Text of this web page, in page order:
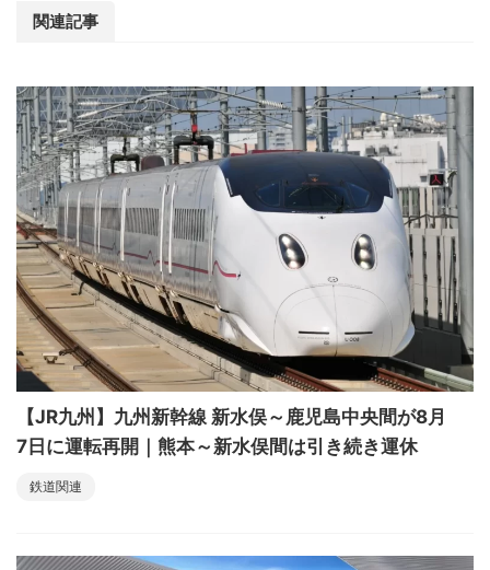
関連記事
【JR九州】九州新幹線 新水俣～鹿児島中央間が8月
7日に運転再開｜熊本～新水俣間は引き続き運休
鉄道関連